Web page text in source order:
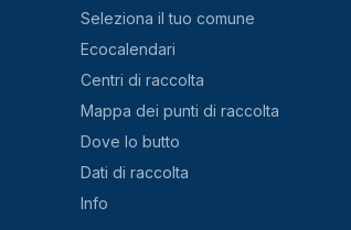
Seleziona il tuo comune
Ecocalendari
Centri di raccolta
Mappa dei punti di raccolta
Dove lo butto
Dati di raccolta
Info